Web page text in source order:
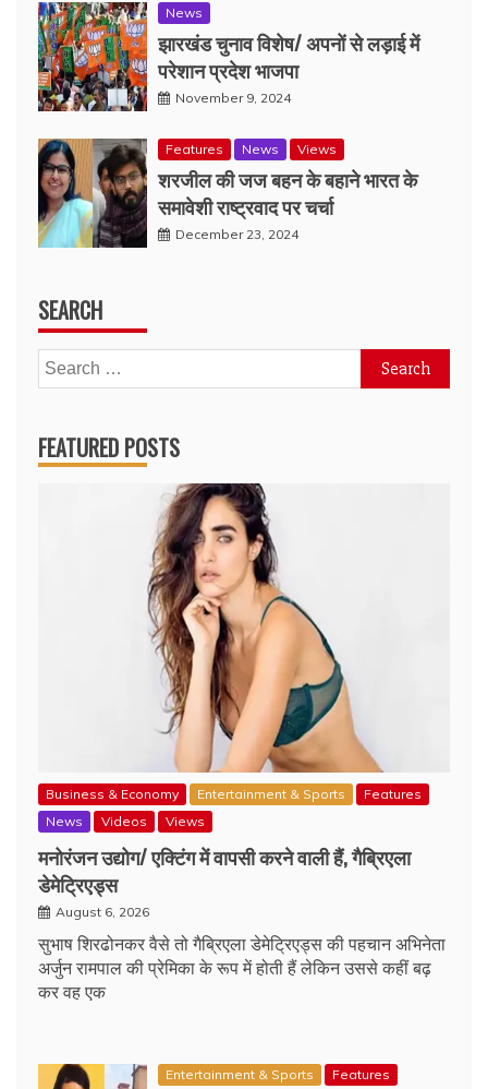
News
झारखंड चुनाव विशेष/ अपनों से लड़ाई में
परेशान प्रदेश भाजपा
November 9, 2024
Features News Views
शरजील की जज बहन के बहाने भारत के
समावेशी राष्ट्रवाद पर चर्चा
December 23, 2024
SEARCH
Search
for:
FEATURED POSTS
Business & Economy Entertainment & Sports
Features
News
Videos Views
मनोरंजन उद्योग/ एक्टिंग में वापसी करने वाली हैं, गैब्रिएला
डेमेट्रिएड्स
August 6, 2026
सुभाष शिरढोनकर वैसे तो गैब्रिएला डेमेट्रिएड्स की पहचान अभिनेता
अर्जुन रामपाल की प्रेमिका के रूप में होती हैं लेकिन उससे कहीं बढ़
कर वह एक
Entertainment & Sports
Features